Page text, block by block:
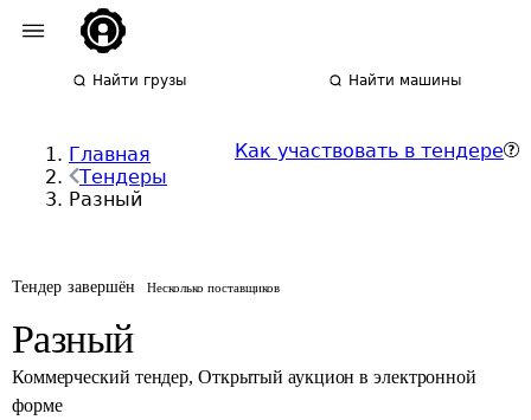
Найти грузы Найти машины
Главная
Тендеры
Разный
Как участвовать в тендере
Тендер завершён Несколько поставщиков
Разный
Коммерческий тендер, Открытый аукцион в электронной
форме